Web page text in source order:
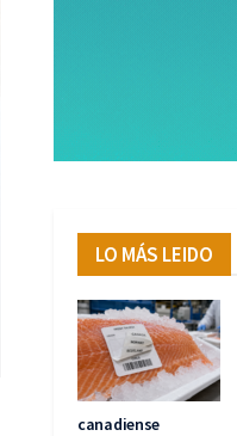
LO MÁS LEIDO
canadiense